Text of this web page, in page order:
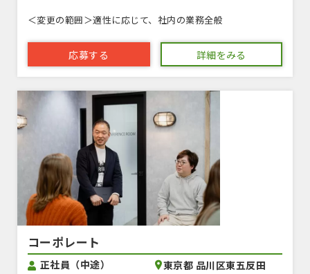
＜変更の範囲＞適性に応じて、社内の業務全般
応募する 詳細をみる
コーポレート
正社員（中途）
東京都 品川区東五反田